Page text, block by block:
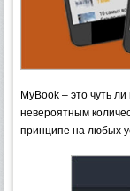
MyBook – это чуть
невероятным
принципе на любых